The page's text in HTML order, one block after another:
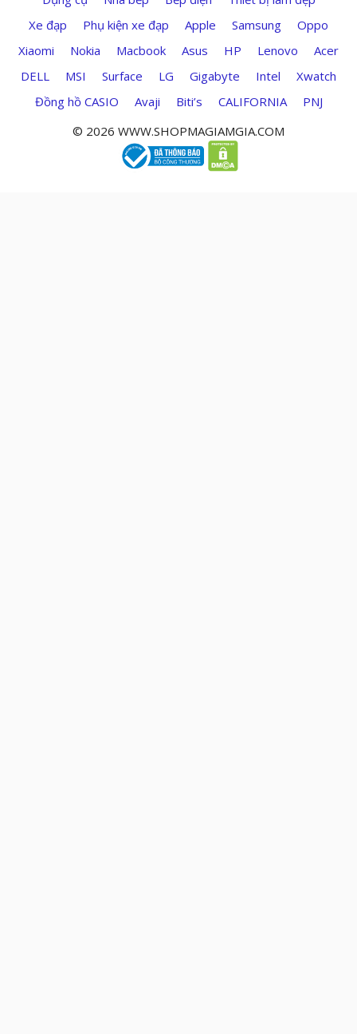
Xe đạp
Phụ kiện xe đạp Apple Samsung
Oppo
Xiaomi
Nokia Macbook Asus HP Lenovo
Acer
DELL
MSI Surface LG Gigabyte Intel
Xwatch
Đồng hồ CASIO
Avaji Biti’s CALIFORNIA
PNJ
© 2026 WWW.SHOPMAGIAMGIA.COM